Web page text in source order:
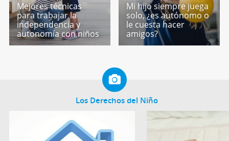
Mejores técnicas
para trabajar la
independencia y
autonomía con niños
Mi hijo siempre juega
solo, ¿es autónomo o
le cuesta hacer
amigos?
Los Derechos del Niño